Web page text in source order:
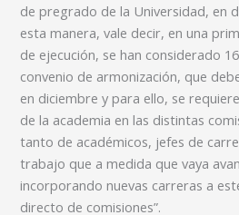
de pregrado de la Universidad, en
esta manera, vale decir, en una
de ejecución, se han considerado
convenio de armonización, que
en diciembre y para ello, se
de la academia en las distintas
tanto de académicos, jefes de
trabajo que a medida que vaya
incorporando nuevas carreras a
directo de comisiones”.